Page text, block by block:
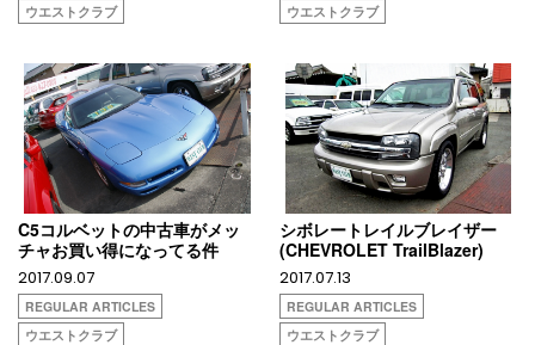
ウエストクラブ
ウエストクラブ
C5コルベットの中古車がメッ
チャお買い得になってる件
2017.09.07
REGULAR ARTICLES
ウエストクラブ
シボレートレイルブレイザー
(CHEVROLET TrailBlazer)
2017.07.13
REGULAR ARTICLES
ウエストクラブ